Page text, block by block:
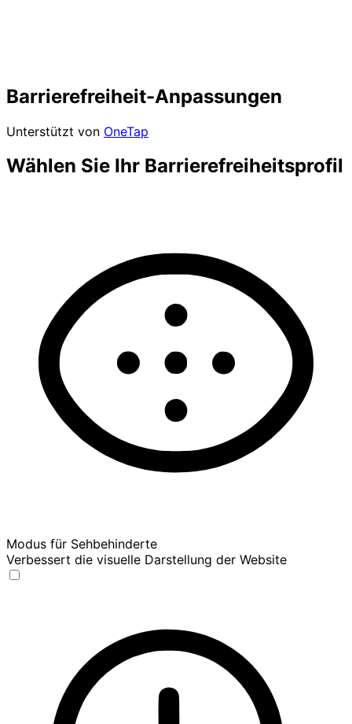
Barrierefreiheit-Anpassungen
Unterstützt von OneTap
Wählen Sie Ihr Barrierefreiheitsprofil
Modus für Sehbehinderte
Verbessert die visuelle Darstellung der Website